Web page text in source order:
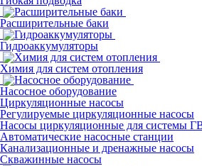
Расширительные баки
Гидроаккумуляторы
Химия для систем отопления
Насосное оборудование
Циркуляционные насосы
Регулируемые циркуляционные насосы
Насосы циркуляционные для системы
Автоматические насосные станции
Канализационные и дренажные насосы
Скважинные насосы